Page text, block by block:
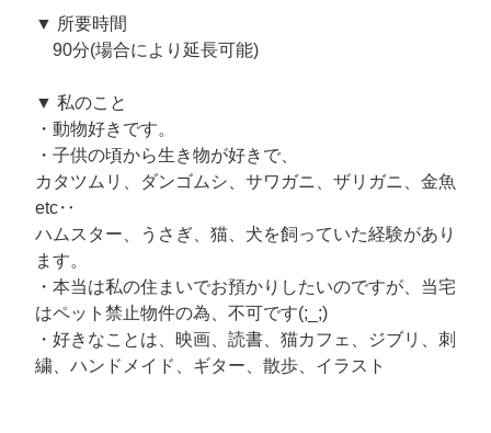
▼ 所要時間
90分(場合により延長可能)
▼ 私のこと
・動物好きです。
・子供の頃から生き物が好きで、
カタツムリ、ダンゴムシ、サワガニ、ザリガニ、金魚
etc‥
ハムスター、うさぎ、猫、犬を飼っていた経験があり
ます。
・本当は私の住まいでお預かりしたいのですが、当宅
はペット禁止物件の為、不可です(;_;)
・好きなことは、映画、読書、猫カフェ、ジブリ、刺
繍、ハンドメイド、ギター、散歩、イラスト